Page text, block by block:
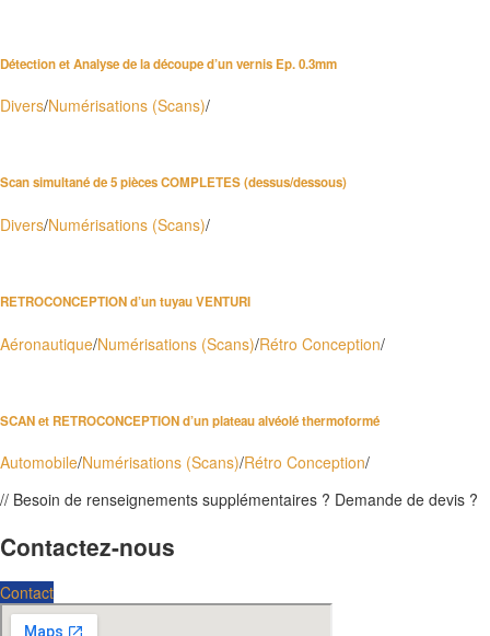
Détection et Analyse de la découpe d’un vernis Ep. 0.3mm
Divers/Numérisations (Scans)/
Scan simultané de 5 pièces COMPLETES (dessus/dessous)
Divers/Numérisations (Scans)/
RETROCONCEPTION d’un tuyau VENTURI
Aéronautique/Numérisations (Scans)/Rétro Conception/
SCAN et RETROCONCEPTION d’un plateau alvéolé thermoformé
Automobile/Numérisations (Scans)/Rétro Conception/
// Besoin de renseignements supplémentaires ? Demande de devis ?
Contactez-nous
Contact